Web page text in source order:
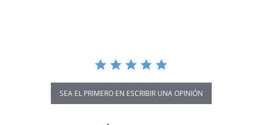
SEA EL PRIMERO EN ESCRIBIR UNA OPINIÓN